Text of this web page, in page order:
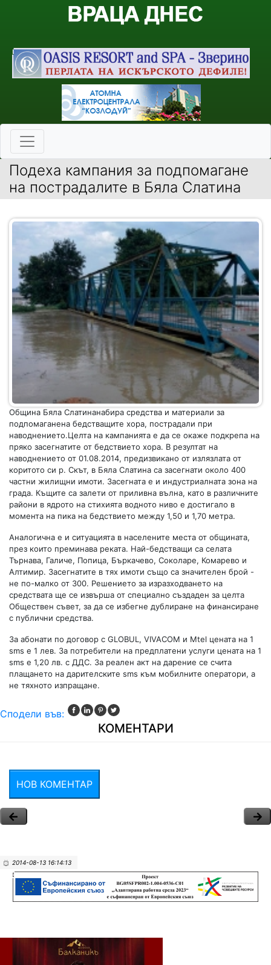
Подеха кампания за подпомагане
на пострадалите в Бяла Слатина
Община Бяла Слатинанабира средства и материали за
подпомаганена бедстващите хора, пострадали при
наводнението.Целта на кампанията е да се окаже подкрепа на
пряко засегнатите от бедствието хора. В резултат на
наводнението от 01.08.2014, предизвикано от излязлата от
коритото си р. Скът, в Бяла Слатина са засегнати около 400
частни жилищни имоти. Засегната е и индустриалната зона на
града. Къщите са залети от приливна вълна, като в различните
райони в ядрото на стихията водното ниво е достигало в
момента на пика на бедствието между 1,50 и 1,70 метра.
Аналогична е и ситуацията в населените места от общината,
през които преминава реката. Най-бедстващи са селата
Търнава, Галиче, Попица, Бъркачево, Соколаре, Комарево и
Алтимир. Засегнатите в тях имоти също са значителен брой -
не по-малко от 300. Решението за изразходването на
средствата ще се извърша от специално създаден за целта
Обществен съвет, за да се избегне дублиране на финансиране
с публични средства.
За абонати по договор с GLOBUL, VIVACOM и Mtel цената на 1
sms е 1 лев. За потребители на предплатени услуги цената на 1
sms е 1,20 лв. с ДДС. За реален акт на дарение се счита
плащането на дарителските sms към мобилните оператори, а
не тяхното изпращане.
Сподели във:
КОМЕНТАРИ
НОВ КОМЕНТАР
2014-08-13 16:14:13